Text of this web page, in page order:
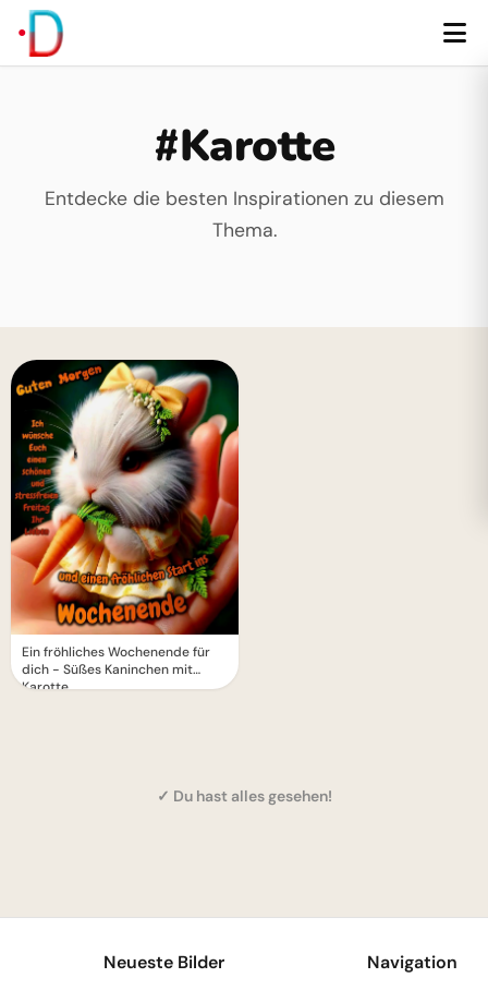
#Karotte
Entdecke die besten Inspirationen zu diesem
Thema.
Ein fröhliches Wochenende für
dich - Süßes Kaninchen mit
Karotte
✓ Du hast alles gesehen!
Neueste Bilder Navigation